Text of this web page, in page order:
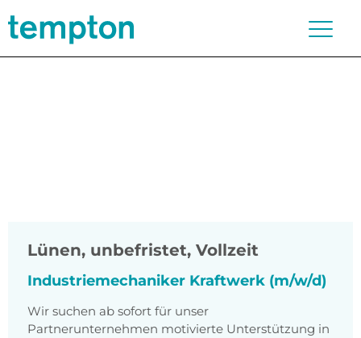
Lünen, unbefristet, Vollzeit
Industriemechaniker Kraftwerk (m/w/d)
Wir suchen ab sofort für unser
Partnerunternehmen motivierte Unterstützung in